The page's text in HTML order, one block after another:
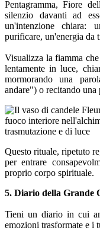
Pentagramma, Fiore
silenzio davanti ad
un'intenzione chiara:
purificare, un'energia da
Visualizza la fiamma che
lentamente in luce,
mormorando una
andare") o recitando una
Questo rituale, ripetuto
per entrare
proprio corpo spirituale.
5. Diario della Grande
Tieni un diario in cui
emozioni trasformate e i